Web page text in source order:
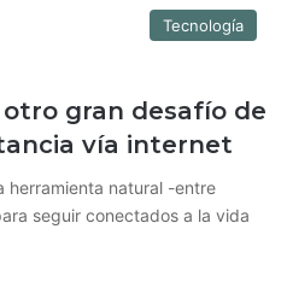
Tecnología
gran desafío de
vía internet
herramienta natural -entre
seguir conectados a la vida